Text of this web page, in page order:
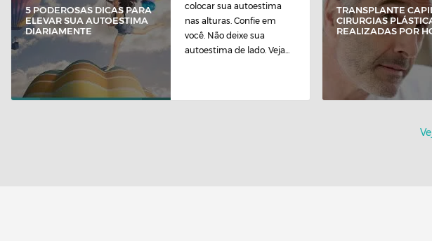
5 PODEROSAS DICAS PARA
ELEVAR SUA AUTOESTIMA
DIARIAMENTE
colocar sua autoestima
nas alturas. Confie em
você. Não deixe sua
autoestima de lado. Veja...
TRANSPLANTE
CIRURGIAS
REALIZADAS POR